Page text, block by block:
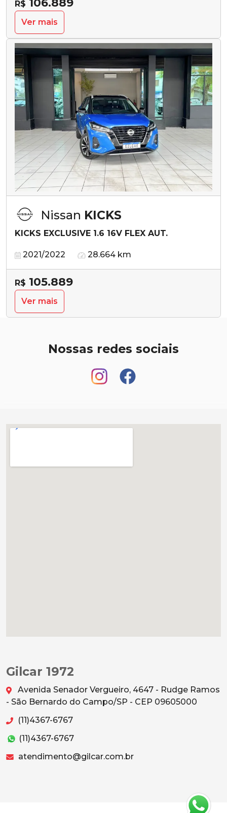
R$ 106.889
Ver mais
Nissan KICKS
KICKS EXCLUSIVE 1.6 16V FLEX AUT.
2021/2022 28.664 km
R$ 105.889
Ver mais
Nossas redes sociais
Gilcar 1972
Avenida Senador Vergueiro, 4647 - Rudge Ramos
- São Bernardo do Campo/SP - CEP 09605000
(11)4367-6767
(11)4367-6767
atendimento@gilcar.com.br